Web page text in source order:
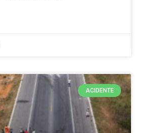
ACIDENTE